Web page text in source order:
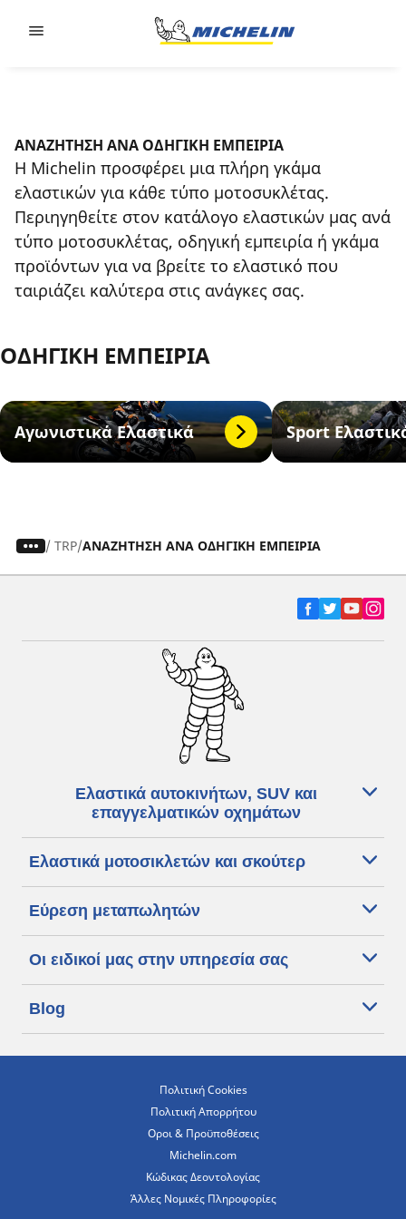
ΑΝΑΖΗΤΗΣΗ ΑΝΑ ΟΔΗΓΙΚΗ ΕΜΠΕΙΡΙΑ
Η Michelin προσφέρει μια πλήρη γκάμα
ελαστικών για κάθε τύπο μοτοσυκλέτας.
Περιηγηθείτε στον κατάλογο ελαστικών μας ανά
τύπο μοτοσυκλέτας, οδηγική εμπειρία ή γκάμα
προϊόντων για να βρείτε το ελαστικό που
ταιριάζει καλύτερα στις ανάγκες σας.
ΟΔΗΓΙΚΗ ΕΜΠΕΙΡΙΑ
Αγωνιστικά Ελαστικά Sport
/ TRP ΑΝΑΖΗΤΗΣΗ ΑΝΑ ΟΔΗΓΙΚΗ ΕΜΠΕΙΡΙΑ
Ελαστικά αυτοκινήτων, SUV και
επαγγελματικών οχημάτων
Ελαστικά μοτοσικλετών και σκούτερ
Εύρεση μεταπωλητών
Οι ειδικοί μας στην υπηρεσία σας
Blog
Πολιτική Cookies
Πολιτική Απορρήτου
Οροι & Προϋποθέσεις
Michelin.com
Κώδικας Δεοντολογίας
Άλλες Νομικές Πληροφορίες